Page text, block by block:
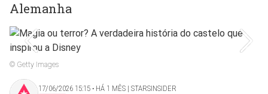
Alemanha
© Getty Images
17/06/2026 15:15 ‧ HÁ 1 MÊS | STARSINSIDER